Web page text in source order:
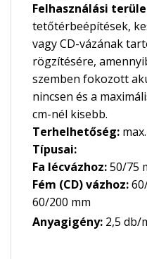
Felhasználási
tetőtérbeépítések,
vagy CD-vázának
rögzítésére,
szemben fokozott
nincsen és a
cm-nél kisebb.
Terhelhetőség:
Típusai:
Fa lécvázhoz:50/75
Fém (CD) vázhoz:
60/200 mm
Anyagigény: 2,5 db/